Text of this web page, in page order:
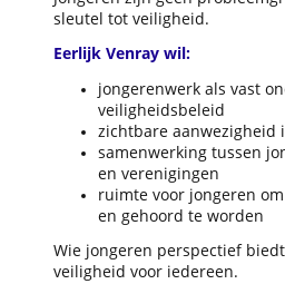
sleutel tot veiligheid.
Eerlijk Venray wil:
jongerenwerk als vast
veiligheidsbeleid
zichtbare aanwezigheid
samenwerking tussen
en verenigingen
ruimte voor jongeren
en gehoord te worden
Wie jongeren perspectief
veiligheid voor iedereen.